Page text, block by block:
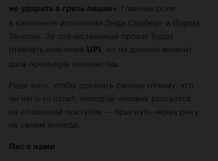
не ударить в грязь лицом»
. Главные роли
в киноленте исполнили Энди Самберг и Йорма
Такконе . За отечественный прокат будет
отвечать компания UPI
, но на данный момент
дата премьеры неизвестна.
Ради того, чтобы доказать своему отчиму, что
он чего-то стоит, молодой человек решается
на отчаянный поступок — прыгнуть через реку
на своем мопеде.
Пес с нами